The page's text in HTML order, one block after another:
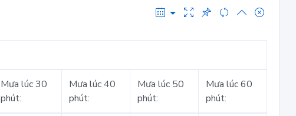
Mưa lúc 30
phút:
Mưa lúc 40
phút:
Mưa lúc 50
phút:
Mưa lúc 60
phút: